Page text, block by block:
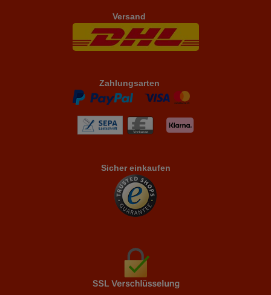
Versand
Zahlungsarten
Sicher einkaufen